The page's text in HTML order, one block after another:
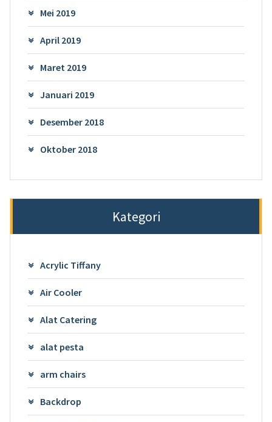
Mei 2019
April 2019
Maret 2019
Januari 2019
Desember 2018
Oktober 2018
Kategori
Acrylic Tiffany
Air Cooler
Alat Catering
alat pesta
arm chairs
Backdrop